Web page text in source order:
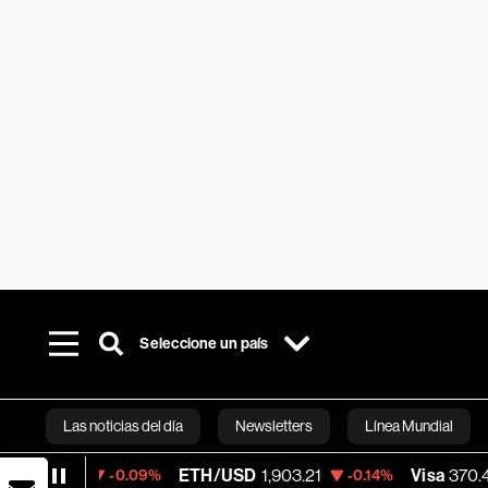
Seleccione un país
Las noticias del día Newsletters Línea Mundial
Bloomberg
ETH/USD 1,903.21 -0.14% Visa 370.47 +0.52%